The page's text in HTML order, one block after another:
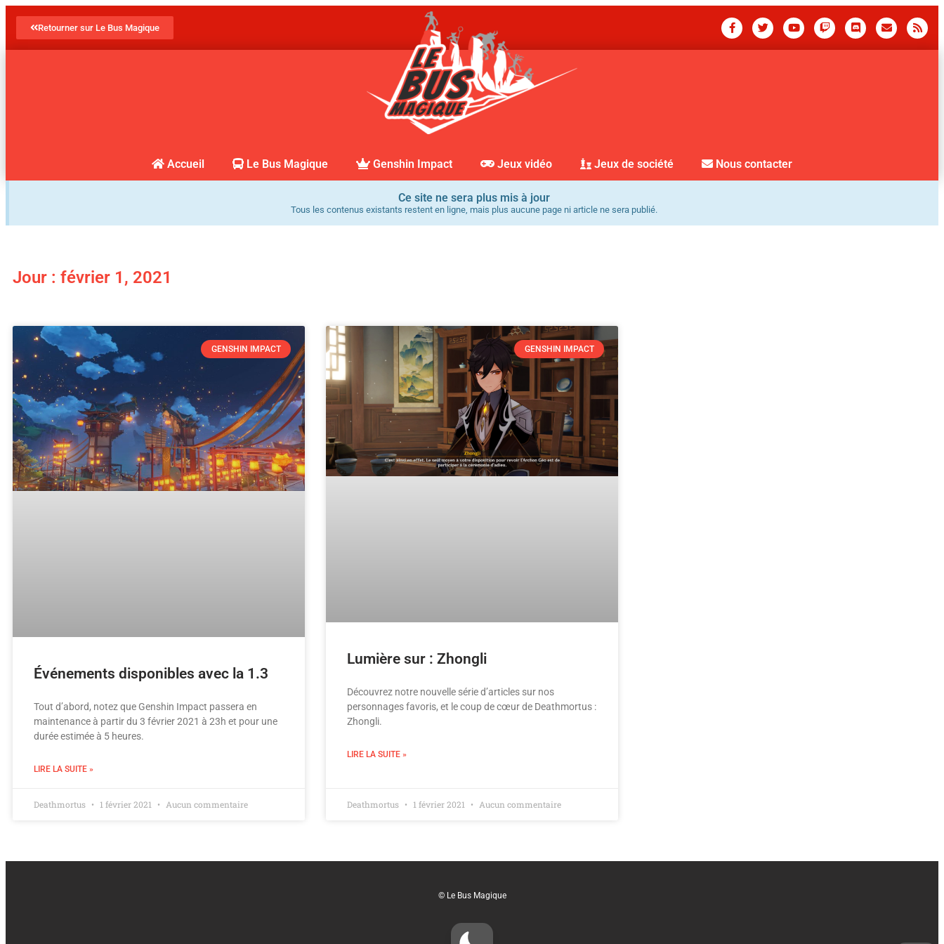
Retourner sur Le Bus Magique
Accueil Le Bus Magique Genshin Impact Jeux vidéo Jeux de société Nous contacter
Ce site ne sera plus mis à jour
Tous les contenus existants restent en ligne, mais plus aucune page ni article ne sera publié.
Jour : février 1, 2021
GENSHIN IMPACT
Événements disponibles avec la 1.3
Tout d’abord, notez que Genshin Impact passera en
maintenance à partir du 3 février 2021 à 23h et pour une
durée estimée à 5 heures.
LIRE LA SUITE »
Deathmortus 1 février 2021 Aucun commentaire
GENSHIN IMPACT
Lumière sur : Zhongli
Découvrez notre nouvelle série d’articles sur nos
personnages favoris, et le coup de cœur de Deathmortus :
Zhongli.
LIRE LA SUITE »
Deathmortus 1 février 2021 Aucun commentaire
© Le Bus Magique